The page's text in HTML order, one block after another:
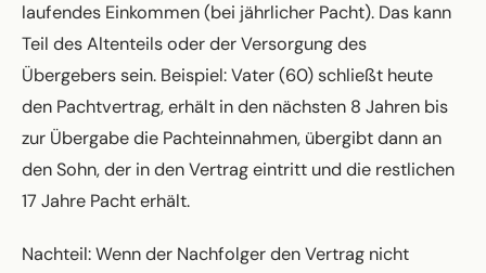
laufendes Einkommen (bei jährlicher Pacht). Das kann
Teil des Altenteils oder der Versorgung des
Übergebers sein. Beispiel: Vater (60) schließt heute
den Pachtvertrag, erhält in den nächsten 8 Jahren bis
zur Übergabe die Pachteinnahmen, übergibt dann an
den Sohn, der in den Vertrag eintritt und die restlichen
17 Jahre Pacht erhält.
Nachteil: Wenn der Nachfolger den Vertrag nicht